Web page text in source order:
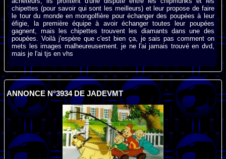
chipettes (pour savoir qui sont les meilleurs) et leur propose de faire
le tour du monde en mongolfière pour échanger des poupées à leur
éfigie, la première équipe à avoir échanger toutes leur poupées
gagnent, mais les chipettes trouvent les diamants dans une des
poupées. Voilà j'espère que c'est bien ça, je sais pas comment on
mets les images malheureusement. je ne l'ai jamais trouvé en dvd,
mais je l'ai tjs en vhs
ANNONCE N°3934 DE JADEVMT